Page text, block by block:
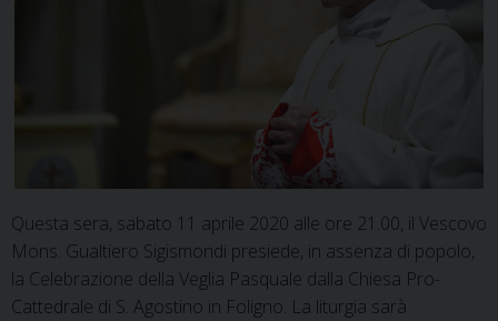
Questa sera, sabato 11 aprile 2020 alle ore 21.00, il Vescovo
Mons. Gualtiero Sigismondi presiede, in assenza di popolo,
la Celebrazione della Veglia Pasquale dalla Chiesa Pro-
Cattedrale di S. Agostino in Foligno. La liturgia sarà